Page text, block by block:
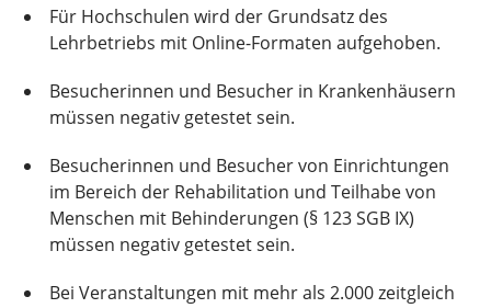
Für Hochschulen wird der Grundsatz des
Lehrbetriebs mit Online-Formaten aufgehoben.
Besucherinnen und Besucher in Krankenhäusern
müssen negativ getestet sein.
Besucherinnen und Besucher von Einrichtungen
im Bereich der Rehabilitation und Teilhabe von
Menschen mit Behinderungen (§ 123 SGB IX)
müssen negativ getestet sein.
Bei Veranstaltungen mit mehr als 2.000 zeitgleich